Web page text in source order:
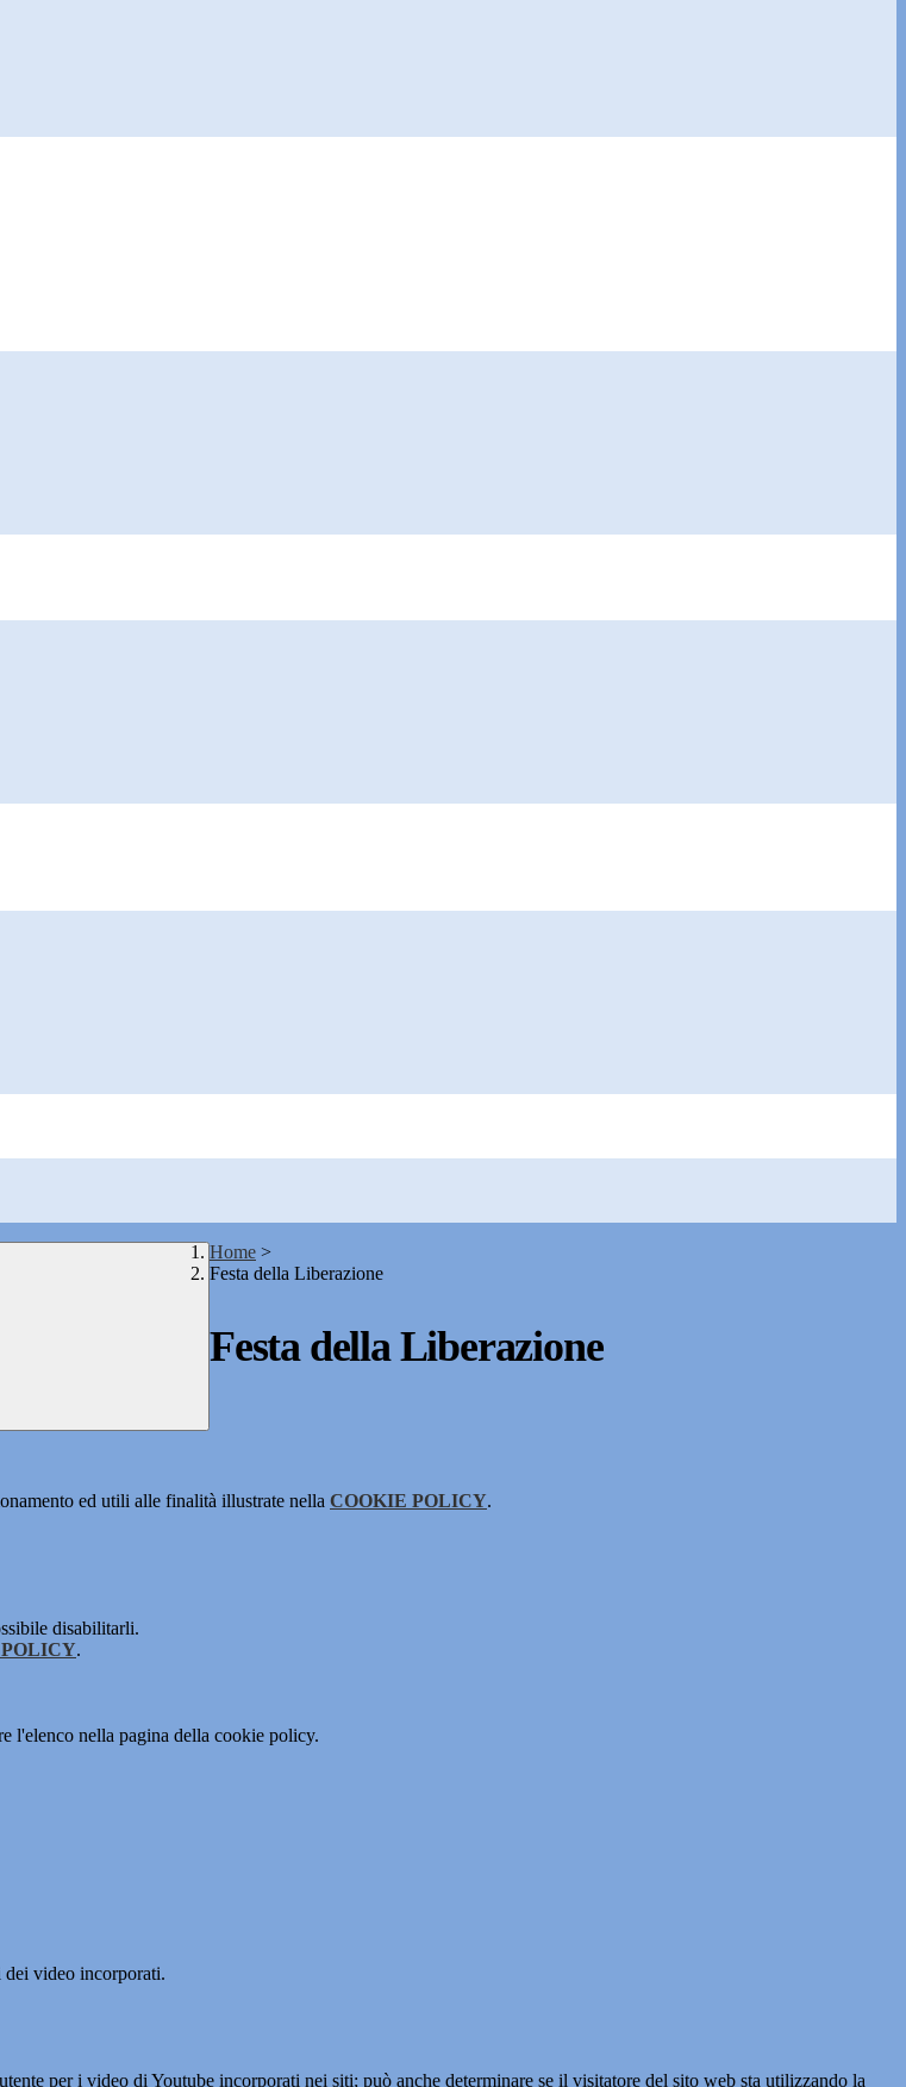
Home >
Festa della Liberazione
Festa della Liberazione
ed utili alle finalità illustrate nella COOKIE POLICY.
disabilitarli.
.
l'elenco nella pagina della cookie policy.
dei video incorporati.
per i video di Youtube incorporati nei siti; può anche determinare se il visitatore del sito web sta utilizzando la